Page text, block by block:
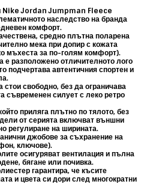
NikeJordan Jumpman Fleece
наследство на бранда
комфорт.
средно плътнаполарена
мека при допир с кожата
мъхеста за по-голям комфорт).
е разположено отличителното лого
подчертава автентичния спортен и
стои свободно, без да ограничава
съвременен силует с леко ретро
приляга плътно по тялото, без
от серията включватвъншни
регулиране на ширината.
джобове за съхранение на
ключове).
осигуряват вентилация и пълна
бягане или почивка.
гарантира, че късите
и цвета си дори след многократни